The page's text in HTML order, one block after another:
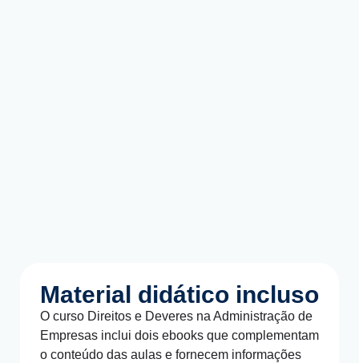
Material didático incluso
O curso Direitos e Deveres na Administração de
Empresas inclui dois ebooks que complementam
o conteúdo das aulas e fornecem informações